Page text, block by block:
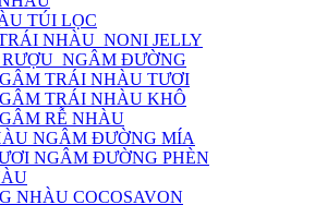
TÚI LỌC
NHÀU_NONI JELLY
ĐƯỜNG
TRÁI NHÀU TƯƠI
TRÁI NHÀU KHÔ
RỄ NHÀU
NGÂM ĐƯỜNG MÍA
NGÂM ĐƯỜNG PHÈN
NHÀU COCOSAVON